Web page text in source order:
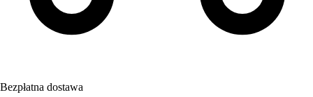
Bezpłatna dostawa